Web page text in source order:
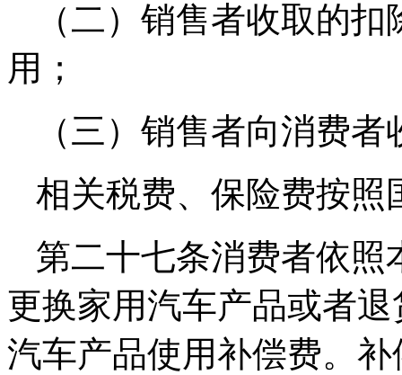
（二）销售者收取的
用；
（三）销售者向消费
相关税费、保险费按照
第二十七条消费者依照
更换家用汽车产品或者
汽车产品使用补偿费。